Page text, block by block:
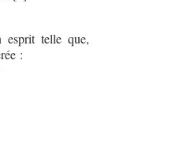
esprit telle que,
: